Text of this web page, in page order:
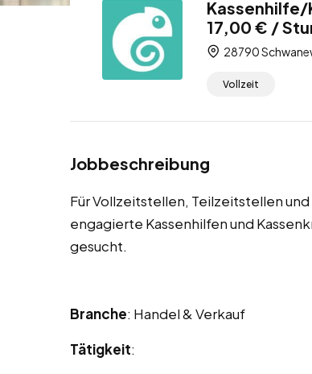
17,00 € /
28790
Vollzeit
Jobbeschreibung
Für Vollzeitstellen, Teilzeitstellen
engagierte Kassenhilfen und
gesucht.
Branche: Handel & Verkauf
Tätigkeit: